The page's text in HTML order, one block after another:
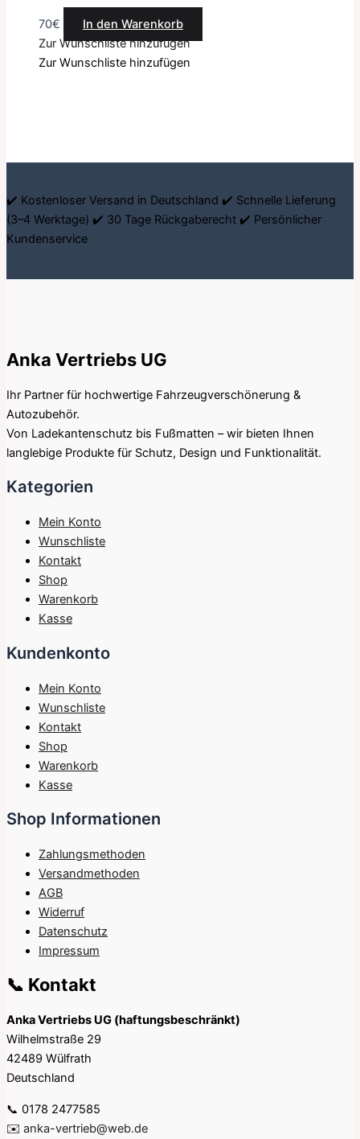
70€
In den Warenkorb
Zur Wunschliste hinzufügen
Zur Wunschliste hinzufügen
✔️ Kostenloser Versand in Deutschland ✔️ Schnelle Lieferung
(3–4 Werktage) ✔️ 30 Tage Rückgaberecht ✔️ Persönlicher
Kundenservice
Anka Vertriebs UG
Ihr Partner für hochwertige Fahrzeugverschönerung &
Autozubehör.
Von Ladekantenschutz bis Fußmatten – wir bieten Ihnen
langlebige Produkte für Schutz, Design und Funktionalität.
Kategorien
Mein Konto
Wunschliste
Kontakt
Shop
Warenkorb
Kasse
Kundenkonto
Mein Konto
Wunschliste
Kontakt
Shop
Warenkorb
Kasse
Shop Informationen
Zahlungsmethoden
Versandmethoden
AGB
Widerruf
Datenschutz
Impressum
📞 Kontakt
Anka Vertriebs UG (haftungsbeschränkt)
Wilhelmstraße 29
42489 Wülfrath
Deutschland
📞 0178 2477585
✉️ anka-vertrieb@web.de